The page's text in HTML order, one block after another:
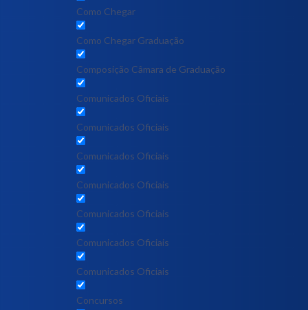
Como Chegar
Como Chegar Graduação
Composição Câmara de Graduação
Comunicados Oficiais
Comunicados Oficiais
Comunicados Oficiais
Comunicados Oficiais
Comunicados Oficiais
Comunicados Oficiais
Comunicados Oficiais
Concursos